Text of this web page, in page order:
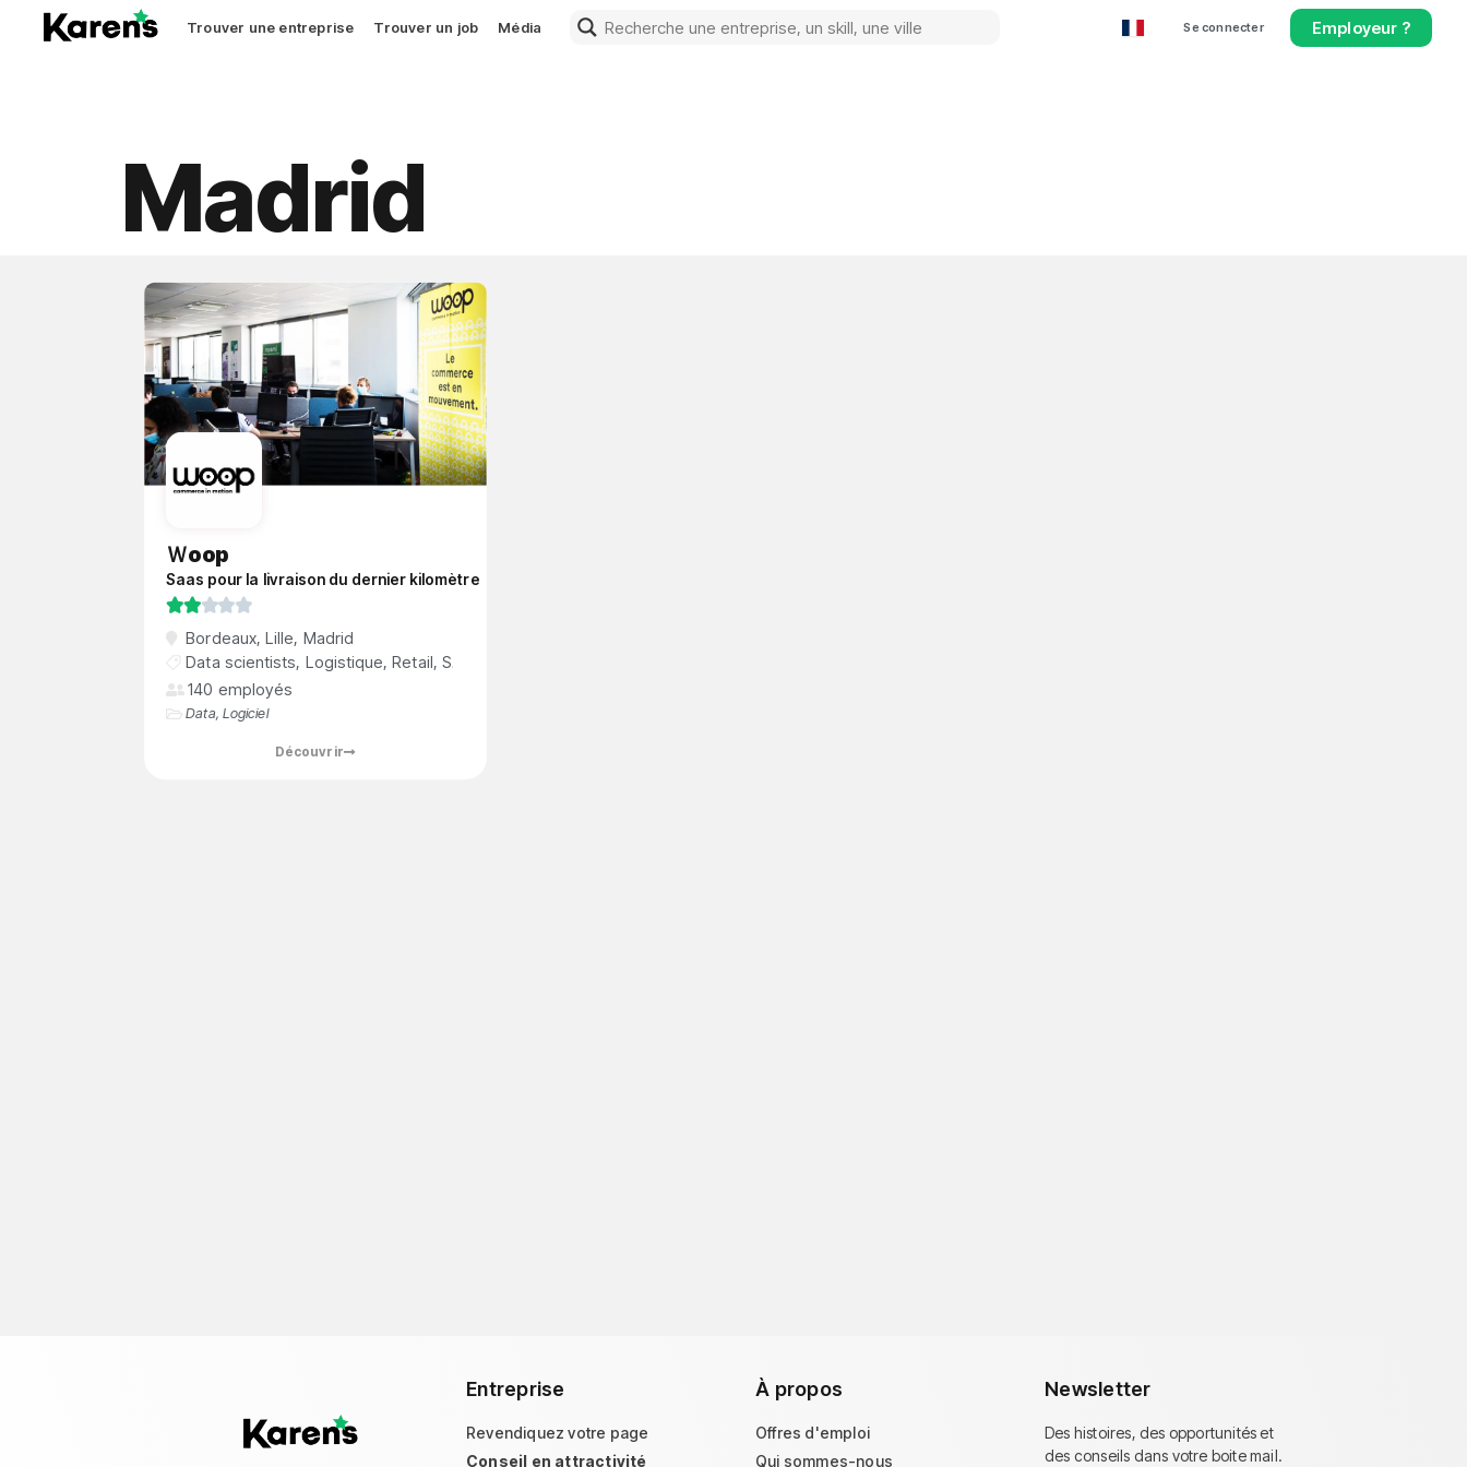
Trouver une entreprise Trouver un job Média Se connecter Employeur ?
Madrid
Ｗoop
Saas pour la livraison du dernier kilomètre

Bordeaux, Lille, Madrid
Data scientists, Logistique,Retail, SAAS
140 employés
Data, Logiciel
Découvrir
Entreprise
Revendiquez votre page
Conseil en attractivité
À propos
Offres d'emploi
Qui sommes-nous
Newsletter
Des histoires, des opportunités et
des conseils dans votre boite mail.